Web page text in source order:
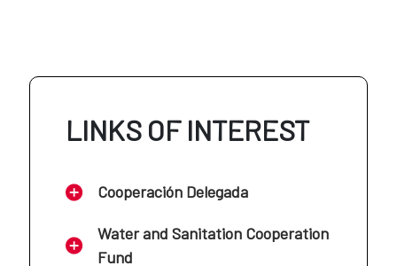
AECID en Líbano
AECID en Mali
AECID en Ecuador
LINKS OF INTEREST
Cooperación Delegada
Water and Sanitation Cooperation
Fund